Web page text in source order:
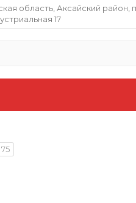
область​, Аксайский район,
17
75